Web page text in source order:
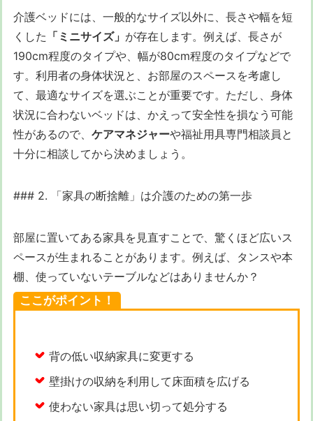
介護ベッドには、一般的なサイズ以外に、長さや幅を短
くした 「ミニサイズ」 が存在します。例えば、長さが
190cm程度のタイプや、幅が80cm程度のタイプなどで
す。利用者の身体状況と、お部屋のスペースを考慮し
て、最適なサイズを選ぶことが重要です。ただし、身体
状況に合わないベッドは、かえって安全性を損なう可能
性があるので、 ケアマネジャーや福祉用具専門相談員と
十分に相談してから決めましょう。
### 2. 「家具の断捨離」は介護のための第一歩
部屋に置いてある家具を見直すことで、驚くほど広いス
ペースが生まれることがあります。例えば、タンスや本
棚、使っていないテーブルなどはありませんか？
ここがポイント！
背の低い収納家具に変更する
壁掛けの収納を利用して床面積を広げる
使わない家具は思い切って処分する